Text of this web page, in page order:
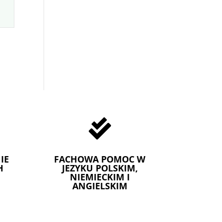

FACHOWA POMOC W
JEZYKU POLSKIM,
NIEMIECKIM I
ANGIELSKIM